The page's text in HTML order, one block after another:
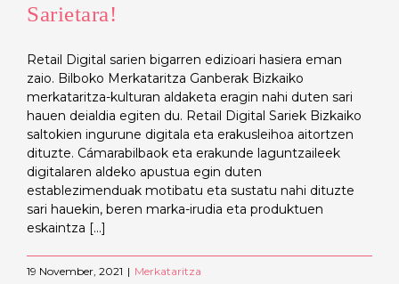
Sarietara!
Retail Digital sarien bigarren edizioari hasiera eman
zaio. Bilboko Merkataritza Ganberak Bizkaiko
merkataritza-kulturan aldaketa eragin nahi duten sari
hauen deialdia egiten du. Retail Digital Sariek Bizkaiko
saltokien ingurune digitala eta erakusleihoa aitortzen
dituzte. Cámarabilbaok eta erakunde laguntzaileek
digitalaren aldeko apustua egin duten
establezimenduak motibatu eta sustatu nahi dituzte
sari hauekin, beren marka-irudia eta produktuen
eskaintza [...]
19 November, 2021 | Merkataritza